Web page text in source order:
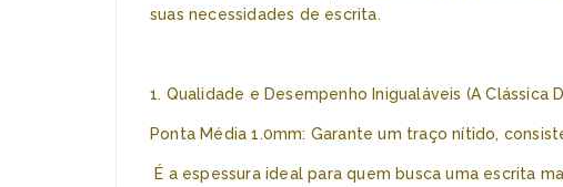
suas necessidades de escrita.
1. Qualidade e Desempenho Inigualáveis (A Clássica
Ponta Média 1.0mm: Garante um traço nítido,
É a espessura ideal para quem busca uma escrita